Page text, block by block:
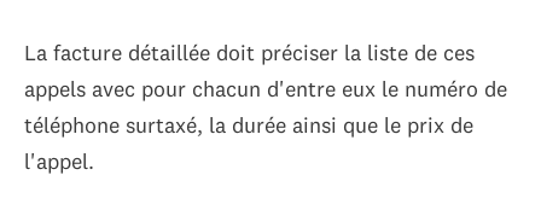
La facture détaillée doit préciser la liste de ces
appels avec pour chacun d'entre eux le numéro de
téléphone surtaxé, la durée ainsi que le prix de
l'appel.